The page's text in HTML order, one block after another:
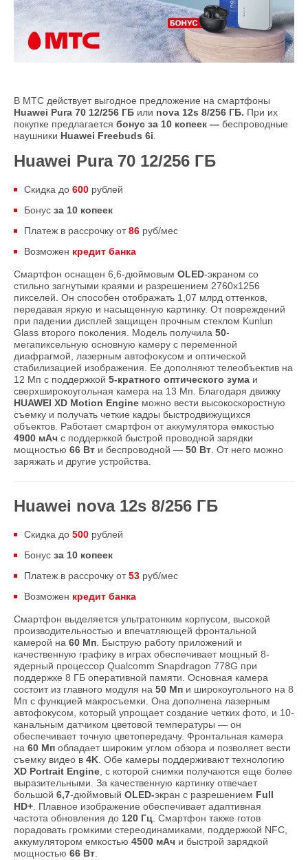
В МТС действует выгодное предложение на смартфоны
Huawei Pura 70 12/256 ГБ или nova 12s 8/256 ГБ. При их
покупке предлагается бонус за 10 копеек — беспроводные
наушники Huawei Freebuds 6i.
Huawei Pura 70 12/256 ГБ
Скидка до 600 рублей
Бонус за 10 копеек
Платеж в рассрочку от86 руб/мес
Возможен кредит банка
Смартфон оснащен 6,6-дюймовым OLED-экраном со
стильно загнутыми краями и разрешением 2760x1256
пикселей. Он способен отображать 1,07 млрд оттенков,
передавая яркую и насыщенную картинку. От повреждений
при падении дисплей защищен прочным стеклом Kunlun
Glass второго поколения. Модель получила 50-
мегапиксельную основную камеру с переменной
диафрагмой, лазерным автофокусом и оптической
стабилизацией изображения. Ее дополняют телеобъектив на
12 Мп с поддержкой 5-кратного оптического зума и
сверхширокоугольная камера на 13 Мп. Благодаря движку
HUAWEI XD Motion Engine можно вести высокоскоростную
съемку и получать четкие кадры быстродвижущихся
объектов. Работает смартфон от аккумулятора емкостью
4900 мАч с поддержкой быстрой проводной зарядки
мощностью 66 Вт и беспроводной — 50 Вт. От него можно
заряжать и другие устройства.
Huawei nova 12s 8/256 ГБ
Скидка до 500 рублей
Бонус за 10 копеек
Платеж в рассрочку от53 руб/мес
Возможен кредит банка
Смартфон выделяется ультратонким корпусом, высокой
производительностью и впечатляющей фронтальной
камерой на 60 Мп. Быструю работу приложений и
качественную графику в играх обеспечивает мощный 8-
ядерный процессор Qualcomm Snapdragon 778G при
поддержке 8 ГБ оперативной памяти. Основная камера
состоит из главного модуля на 50 Мп и широкоугольного на 8
Мп с функцией макросъемки. Она дополнена лазерным
автофокусом, который упрощает создание четких фото, и 10-
канальным датчиком цветовой температуры — он
обеспечивает точную цветопередачу. Фронтальная камера
на 60 Мп обладает широким углом обзора и позволяет вести
съемку видео в 4K. Обе камеры поддерживают технологию
XD Portrait Engine, с которой снимки получаются еще более
выразительными. За качественную картинку отвечает
большой 6,7-дюймовый OLED-экран с разрешением Full
HD+. Плавное изображение обеспечивает адаптивная
частота обновления до 120 Гц. Смартфон также готов
порадовать громкими стереодинамиками, поддержкой NFC,
аккумулятором емкостью 4500 мАч и быстрой зарядкой
мощностью 66 Вт.